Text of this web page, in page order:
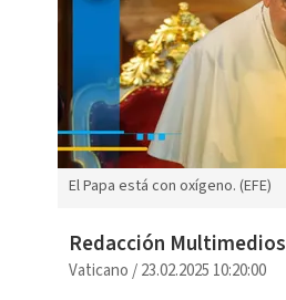
El Papa está con oxígeno. (EFE)
Redacción Multimedios
Vaticano /23.02.2025 10:20:00